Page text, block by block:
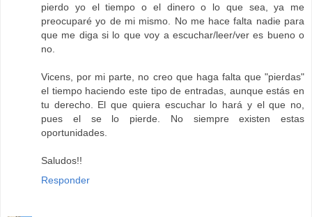
pierdo yo el tiempo o el dinero o lo que sea, ya me
preocuparé yo de mi mismo. No me hace falta nadie para
que me diga si lo que voy a escuchar/leer/ver es bueno o
no.
Vicens, por mi parte, no creo que haga falta que "pierdas"
el tiempo haciendo este tipo de entradas, aunque estás en
tu derecho. El que quiera escuchar lo hará y el que no,
pues el se lo pierde. No siempre existen estas
oportunidades.
Saludos!!
Responder